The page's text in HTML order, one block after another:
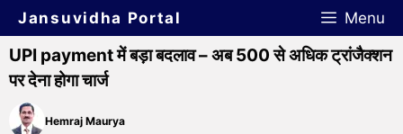
Jansuvidha Portal Menu
UPI payment में बड़ा बदलाव – अब 500 से अधिक ट्रांजैक्शन
पर देना होगा चार्ज
Hemraj Maurya